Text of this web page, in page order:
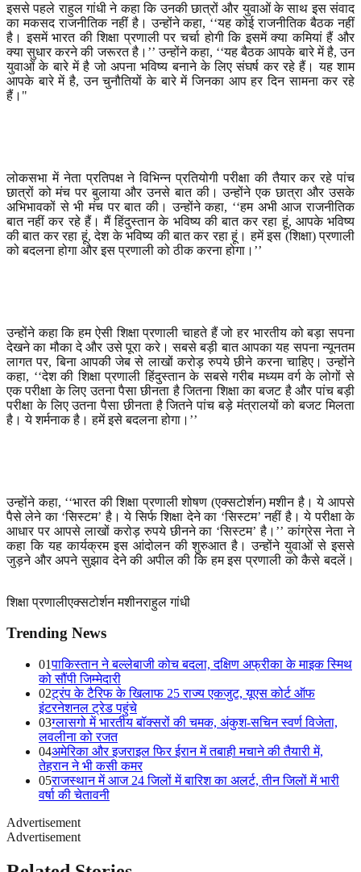
इससे पहले राहुल गांधी ने कहा कि उनकी छात्रों और युवाओं के साथ इस संवाद
का मकसद राजनीतिक नहीं है। उन्होंने कहा, ‘‘यह कोई राजनीतिक बैठक नहीं
है। इसमें भारत की शिक्षा प्रणाली पर चर्चा होगी कि इसमें क्या कमियां हैं और
क्या सुधार करने की जरूरत है। ’’उन्होंने कहा, ‘‘यह बैठक आपके बारे में है,उन
युवाओं के बारे में है जो अपना भविष्य बनाने के लिए संघर्ष कर रहे हैं। यह शाम
आपके बारे में है,उन चुनौतियों के बारे में जिनका आप हर दिन सामना कर रहे
हैं।"
लोकसभा में नेता प्रतिपक्ष ने विभिन्न प्रतियोगी परीक्षा की तैयार कर रहे पांच
छात्रों को मंच पर बुलाया और उनसे बात की। उन्होंने एक छात्रा और उसके
अभिभावकों से भी मंच पर बात की। उन्होंने कहा, ‘‘हम अभी आज राजनीतिक
बात नहीं कर रहे हैं। मैं हिंदुस्तान के भविष्य की बात कर रहा हूं, आपके भविष्य
की बात कर रहा हूं,देश के भविष्य की बात कर रहा हूं। हमें इस (शिक्षा) प्रणाली
को बदलना होगा और इस प्रणाली को ठीक करना होगा। ’’
उन्होंने कहा कि हम ऐसी शिक्षा प्रणाली चाहते हैं जो हर भारतीय को बड़ा सपना
देखने का मौका दे और उसे पूरा करे। सबसे बड़ी बात आपका यह सपना न्यूनतम
लागत पर,बिना आपकी जेब से लाखों करोड़ रुपये छीने करना चाहिए। उन्होंने
कहा, ‘‘देश की शिक्षा प्रणाली हिंदुस्तान के सबसे गरीब मध्यम वर्ग के लोगों से
एक परीक्षा के लिए उतना पैसा छीनता है जितना शिक्षा का बजट है और पांच बड़ी
परीक्षा के लिए उतना पैसा छीनता है जितने पांच बड़े मंत्रालयों को बजट मिलता
है। ये शर्मनाक है। हमें इसे बदलना होगा। ’’
उन्होंने कहा, ‘‘भारत की शिक्षा प्रणाली शोषण (एक्सटोर्शन) मशीन है। ये आपसे
पैसे लेने का ‘सिस्टम’है। ये सिर्फ शिक्षा देने का ‘सिस्टम’नहीं है। ये परीक्षा के
आधार पर आपसे लाखों करोड़ रुपये छीनने का ‘सिस्टम’है। ’’कांग्रेस नेता ने
कहा कि यह कार्यक्रम इस आंदोलन की शुरुआत है। उन्होंने युवाओं से इससे
जुड़ने और अपने सुझाव देने की अपील की कि हम इस प्रणाली को कैसे बदलें।
शिक्षा प्रणालीएक्सटोर्शन मशीनराहुल गांधी
Trending News
01पाकिस्तान ने बल्लेबाजी कोच बदला, दक्षिण अफ्रीका के माइक स्मिथ
को सौंपी जिम्मेदारी
02ट्रंप के टैरिफ के खिलाफ 25 राज्य एकजुट, यूएस कोर्ट ऑफ
इंटरनेशनल ट्रेड पहुंचे
03ग्लासगो में भारतीय बॉक्सरों की चमक, अंकुश-सचिन स्वर्ण विजेता,
लवलीना को रजत
04अमेरिका और इजराइल फिर ईरान में तबाही मचाने की तैयारी में,
तेहरान ने भी कसी कमर
05राजस्थान में आज 24 जिलों में बारिश का अलर्ट, तीन जिलों में भारी
वर्षा की चेतावनी
Advertisement
Advertisement